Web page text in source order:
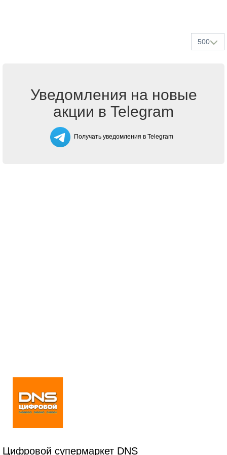
500
Уведомления на новые
акции в Telegram
Получать уведомления в Telegram
Цифровой супермаркет DNS